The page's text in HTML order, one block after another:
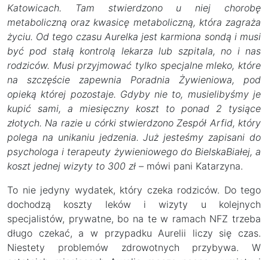
Katowicach. Tam stwierdzono u niej chorobę
metaboliczną oraz kwasicę metaboliczną, która zagraża
życiu. Od tego czasu Aurelka jest karmiona sondą i musi
być pod stałą kontrolą lekarza lub szpitala, no i nas
rodziców. Musi przyjmować tylko specjalne mleko, które
na szczęście zapewnia Poradnia Żywieniowa, pod
opieką której pozostaje. Gdyby nie to, musielibyśmy je
kupić sami, a miesięczny koszt to ponad 2 tysiące
złotych. Na razie u córki stwierdzono Zespół Arfid, który
polega na unikaniu jedzenia. Już jesteśmy zapisani do
psychologa i terapeuty żywieniowego do BielskaBiałej, a
koszt jednej wizyty to 300 zł – mówi pani Katarzyna.
To nie jedyny wydatek, który czeka rodziców. Do tego
dochodzą koszty leków i wizyty u kolejnych
specjalistów, prywatne, bo na te w ramach NFZ trzeba
długo czekać, a w przypadku Aurelii liczy się czas.
Niestety problemów zdrowotnych przybywa. W